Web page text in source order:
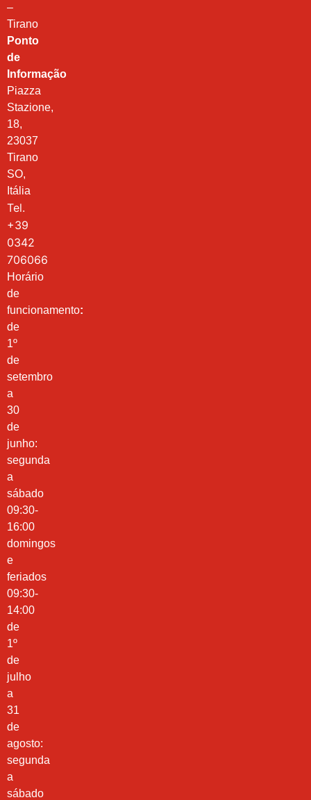
–
Tirano
Ponto
de
Informação
Piazza
Stazione,
18,
23037
Tirano
SO,
Itália
Tel.
+39
0342
706066
Horário
de
funcionamento:
de
1º
de
setembro
a
30
de
junho:
segunda
a
sábado
09:30-
16:00
domingos
e
feriados
09:30-
14:00
de
1º
de
julho
a
31
de
agosto:
segunda
a
sábado